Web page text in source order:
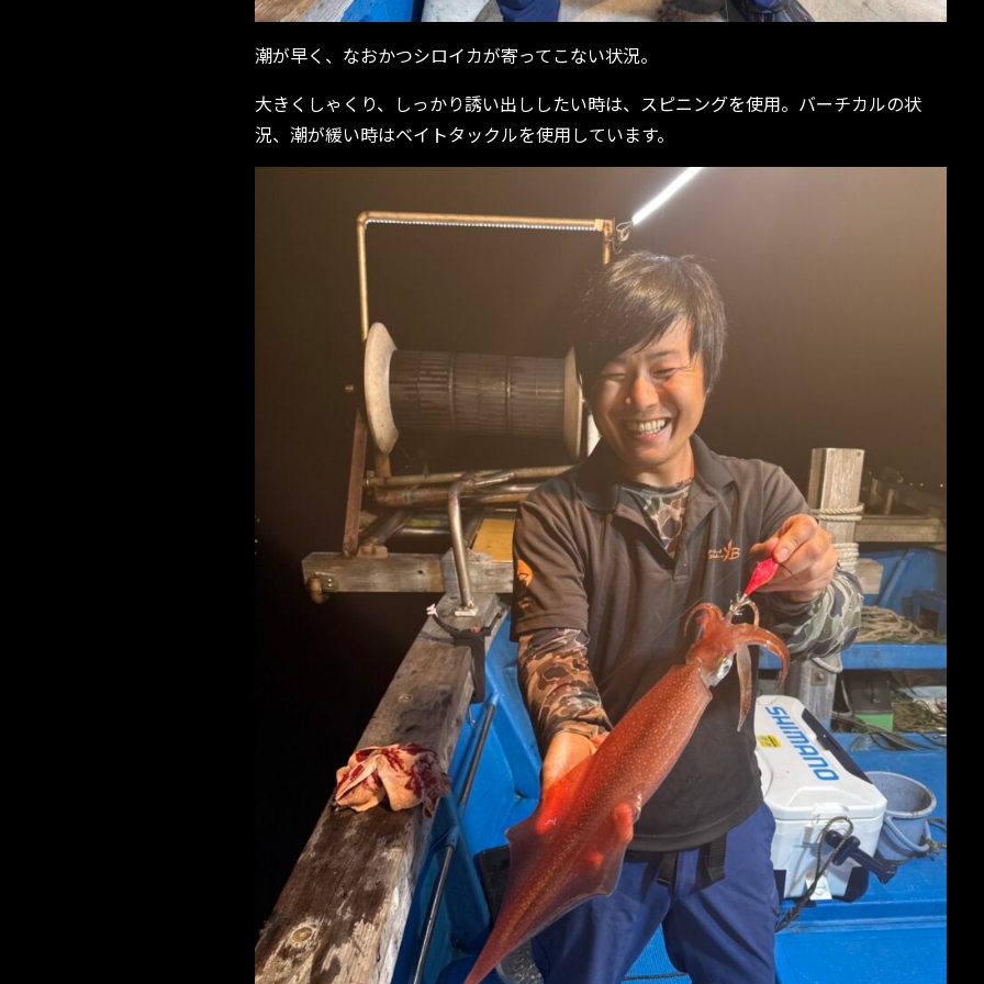
潮が早く、なおかつシロイカが寄ってこない状況。
大きくしゃくり、しっかり誘い出ししたい時は、スピニングを使用。バーチカルの状
況、潮が緩い時はベイトタックルを使用しています。